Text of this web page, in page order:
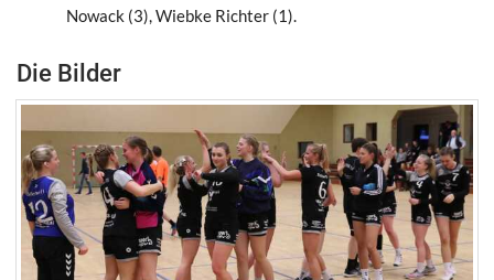
Nowack (3), Wiebke Richter (1).
Die Bilder